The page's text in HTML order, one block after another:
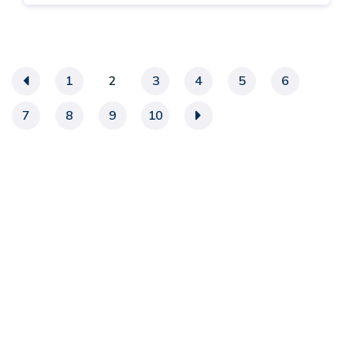
« 1 2 3 4 5
6
7
8 9 10 »